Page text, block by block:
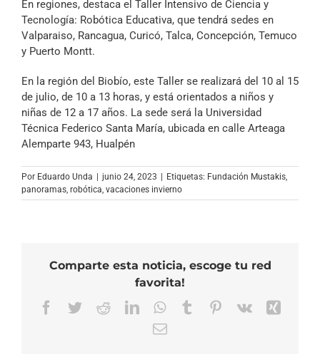
En regiones, destaca el Taller Intensivo de Ciencia y
Tecnología: Robótica Educativa, que tendrá sedes en
Valparaiso, Rancagua, Curicó, Talca, Concepción, Temuco
y Puerto Montt.
En la región del Biobío, este Taller se realizará del 10 al 15
de julio, de 10 a 13 horas, y está orientados a niños y
niñas de 12 a 17 años. La sede será la Universidad
Técnica Federico Santa María, ubicada en calle Arteaga
Alemparte 943, Hualpén
Por Eduardo Unda | junio 24, 2023 | Etiquetas: Fundación Mustakis
panoramas robótica vacaciones invierno
Comparte esta noticia, escoge tu red
favorita!
Facebook
TwitterRedditLinkedInWhatsApp
TumblrPinterest
Vk
Xing
Correo